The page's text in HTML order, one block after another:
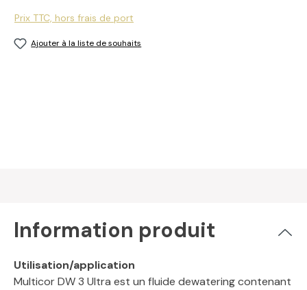
Prix TTC, hors frais de port
Ajouter à la liste de souhaits
Information produit
Utilisation/application
Multicor DW 3 Ultra est un fluide dewatering contenant